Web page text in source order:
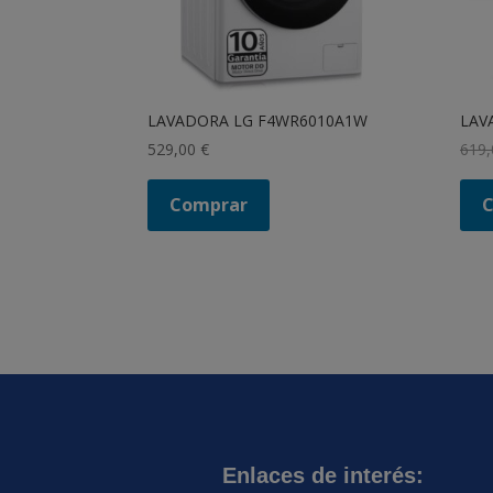
LAVADORA LG F4WR6010A1W
529,00 €
Comprar
Enlaces de interés: